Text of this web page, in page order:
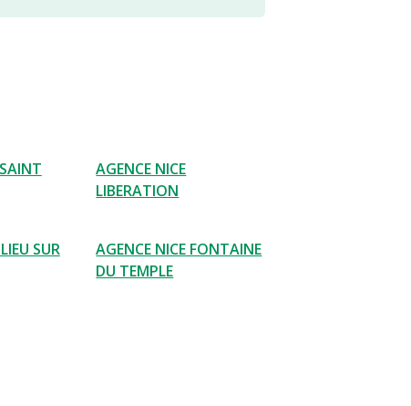
AGENCE NICE
LIBERATION
SUR
AGENCE NICE FONTAINE
DU TEMPLE